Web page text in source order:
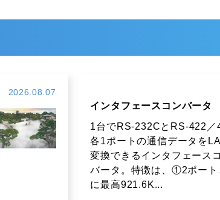
2026.08.07
インタフェースコンバータ
1台でRS-232CとRS-422／
各1ポートの通信データを
変換できるインタフェース
バータ。特徴は、①2ポート
に最高921.6K...